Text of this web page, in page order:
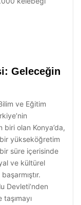
Geleceğin
ve Eğitim
biri olan Konya’da,
yükseköğretim
süre içerisinde
ve kültürel
Devleti’nden